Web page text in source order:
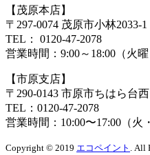
【茂原本店】
〒297-0074 茂原市小林2033-1
TEL：
0120-47-2078
営業時間： 9:00～18:00（火
【市原支店】
〒290-0143 市原市ちはら台
TEL： 0120-47-2078
営業時間： 10:00〜17:00（火
Copyright © 2019 エコペイント . All